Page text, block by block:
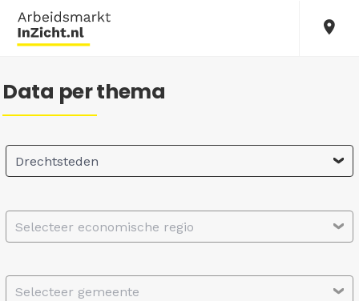
Data per thema
Drechtsteden
Selecteer economische regio
Selecteer gemeente